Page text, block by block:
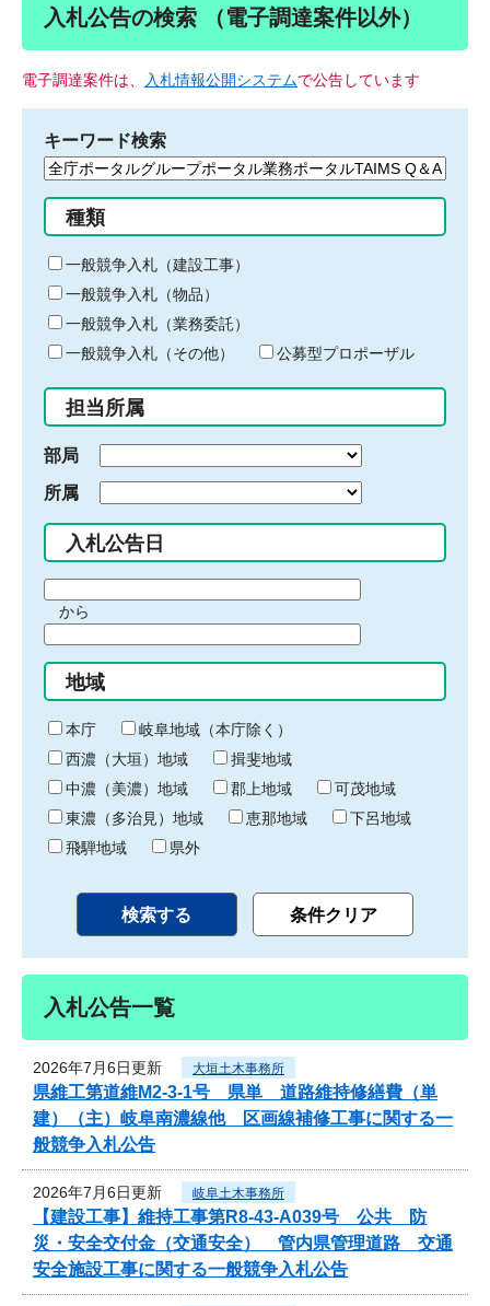
入札公告の検索 （電子調達案件以外）
電子調達案件は、 入札情報公開システムで公告しています
キーワード検索
検
る
キ
ー
ワ
ー
ド
入
力
種類
一般競争入札（建設工事）
一般競争入札（物品）
一般競争入札（業務委託）
一般競争入札（その他）
公募型プロポーザル
担当所属
部局
所属
入札公告日
間
始
り
から
間
終
わ
り
地域
本庁
岐阜地域（本庁除く）
西濃（大垣）地域
揖斐地域
中濃（美濃）地域
郡上地域
可茂地域
東濃（多治見）地域
恵那地域
下呂地域
飛騨地域
県外
入札公告一覧
2026年7月6日更新 大垣土木事務所
県維工第道維M2-3-1号 県単 道路維持修繕費（単
建）（主）岐阜南濃線他 区画線補修工事に関する一
般競争入札公告
2026年7月6日更新 岐阜土木事務所
【建設工事】維持工事第R8-43-A039号 公共 防
災・安全交付金（交通安全） 管内県管理道路 交通
安全施設工事に関する一般競争入札公告